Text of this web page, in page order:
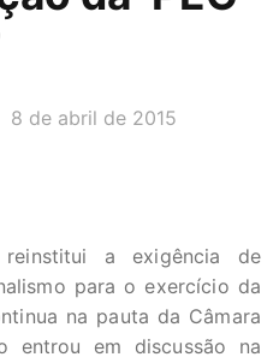
DATA:
8 de abril de 2015
a exigência de
para o exercício da
na pauta da Câmara
entrou em discussão na